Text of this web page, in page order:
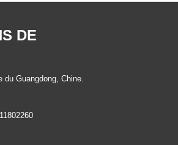
DE
du Guangdong, Chine.